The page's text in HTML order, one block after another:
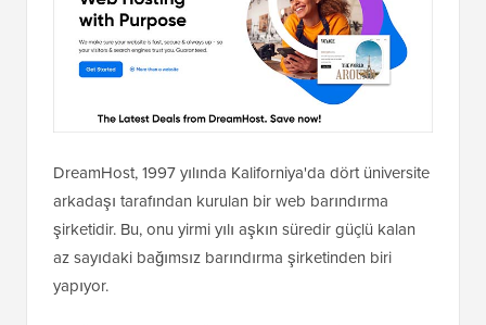
DreamHost, 1997 yılında Kaliforniya'da dört üniversite
arkadaşı tarafından kurulan bir web barındırma
şirketidir. Bu, onu yirmi yılı aşkın süredir güçlü kalan
az sayıdaki bağımsız barındırma şirketinden biri
yapıyor.